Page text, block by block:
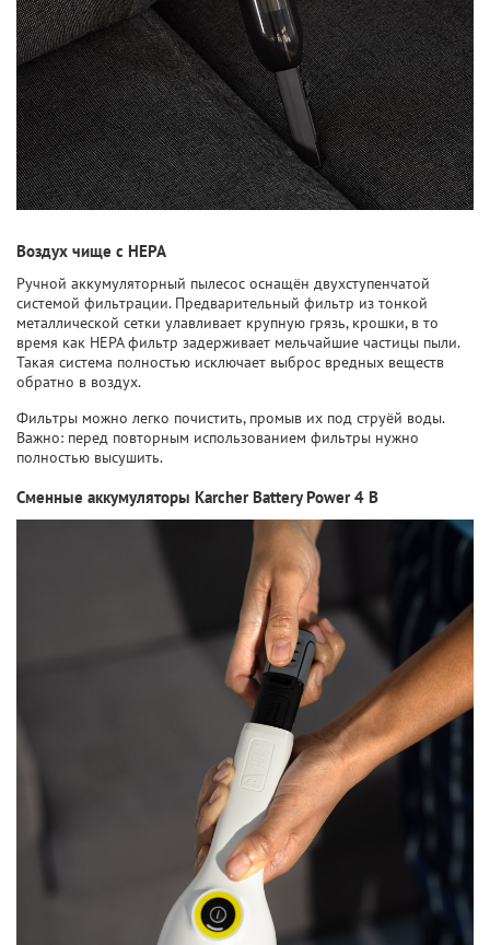
Воздух чище с HEPA
Ручной аккумуляторный пылесос оснащён двухступенчатой
системой фильтрации. Предварительный фильтр из тонкой
металлической сетки улавливает крупную грязь, крошки, в то
время как HEPA фильтр задерживает мельчайшие частицы пыли.
Такая система полностью исключает выброс вредных веществ
обратно в воздух.
Фильтры можно легко почистить, промыв их под струёй воды.
Важно: перед повторным использованием фильтры нужно
полностью высушить.
Сменные аккумуляторы Karcher Battery Power 4 В